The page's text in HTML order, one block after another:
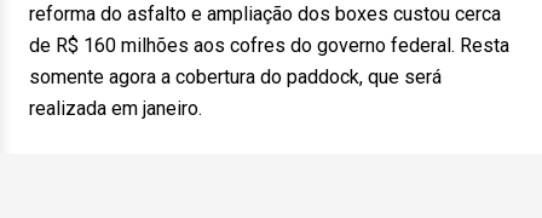
reforma do asfalto e ampliação dos boxes custou cerca
de R$ 160 milhões aos cofres do governo federal. Resta
somente agora a cobertura do paddock, que será
realizada em janeiro.